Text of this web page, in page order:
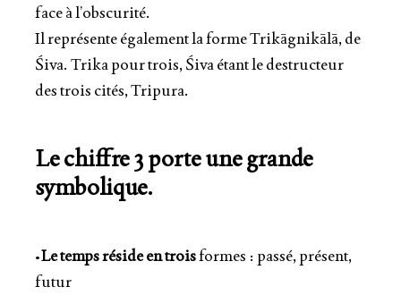
face à l’obscurité.
Il représente également la forme Trikāgnikālā, de
Śiva. Trika pour trois, Śiva étant le destructeur
des trois cités, Tripura.
Le chiffre 3 porte une grande
symbolique.
•Le temps réside en troisformes : passé, présent,
futur